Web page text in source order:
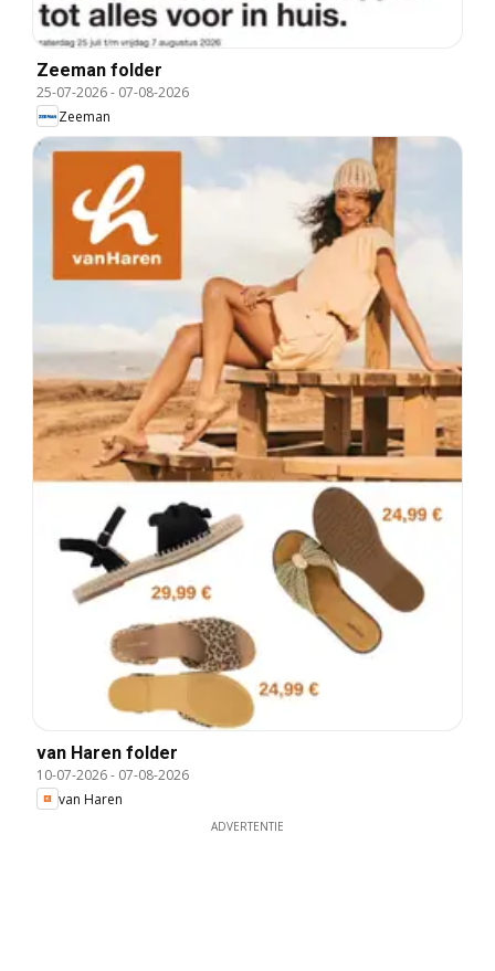
Zeeman folder
25-07-2026- 07-08-2026
Zeeman
van Haren folder
10-07-2026- 07-08-2026
van Haren
ADVERTENTIE